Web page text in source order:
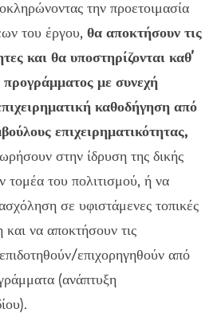
την προετοιμασία
του έργου, θα αποκτήσουν τις
και θα υποστηρίζονται καθ’
προγράμματος με συνεχή
καθοδήγηση από
επιχειρηματικότητας,
στην ίδρυση της δικής
τομέα του πολιτισμού, ή να
σε υφιστάμενες τοπικές
και να αποκτήσουν τις
επιχορηγηθούν από
(ανάπτυξη